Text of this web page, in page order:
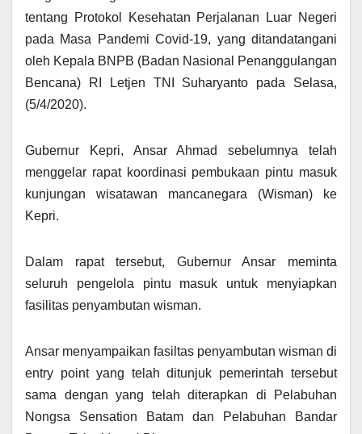
tentang Protokol Kesehatan Perjalanan Luar Negeri
pada Masa Pandemi Covid-19, yang ditandatangani
oleh Kepala BNPB (Badan Nasional Penanggulangan
Bencana) RI Letjen TNI Suharyanto pada Selasa,
(5/4/2020).
Gubernur Kepri, Ansar Ahmad sebelumnya telah
menggelar rapat koordinasi pembukaan pintu masuk
kunjungan wisatawan mancanegara (Wisman) ke
Kepri.
Dalam rapat tersebut, Gubernur Ansar meminta
seluruh pengelola pintu masuk untuk menyiapkan
fasilitas penyambutan wisman.
Ansar menyampaikan fasiltas penyambutan wisman di
entry point yang telah ditunjuk pemerintah tersebut
sama dengan yang telah diterapkan di Pelabuhan
Nongsa Sensation Batam dan Pelabuhan Bandar